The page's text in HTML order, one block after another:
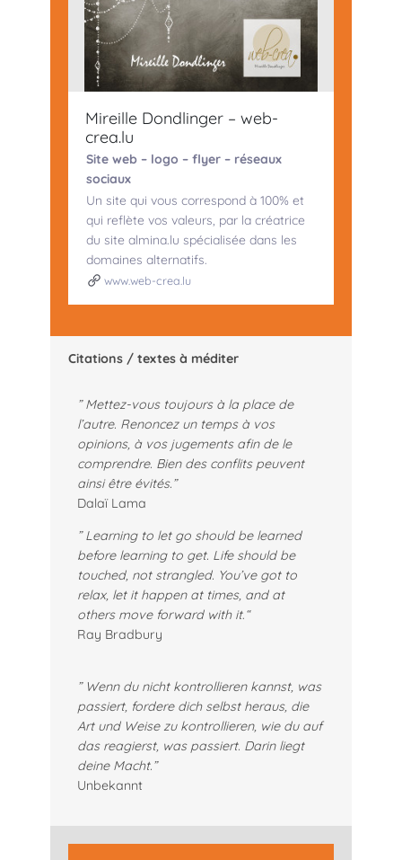
Mireille Dondlinger – web-
crea.lu
Site web – logo – flyer – réseaux
sociaux
Un site qui vous correspond à 100% et
qui reflète vos valeurs, par la créatrice
du site almina.lu spécialisée dans les
domaines alternatifs.
www.web-crea.lu
Citations / textes à méditer
” Mettez-vous toujours à la place de
l’autre. Renoncez un temps à vos
opinions, à vos jugements afin de le
comprendre. Bien des conflits peuvent
ainsi être évités.”
Dalaï Lama
” Learning to let go should be learned
before learning to get. Life should be
touched, not strangled. You’ve got to
relax, let it happen at times, and at
others move forward with it.“
Ray Bradbury
” Wenn du nicht kontrollieren kannst, was
passiert, fordere dich selbst heraus, die
Art und Weise zu kontrollieren, wie du auf
das reagierst, was passiert. Darin liegt
deine Macht.”
Unbekannt